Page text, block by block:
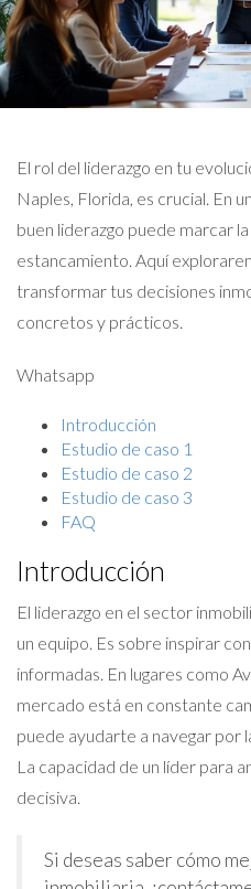
El rol del liderazgo en tu
Naples, Florida, es crucial. En
buen liderazgo puede marcar
estancamiento. Aquí
transformar tus decisiones
concretos y prácticos.
Whatsapp
Introducción
Estudio de caso 1
Estudio de caso 2
Estudio de caso 3
FAQ
Introducción
El liderazgo en el sector
un equipo. Es sobre inspirar
informadas. En lugares como
mercado está en constante
puede ayudarte a navegar por
La capacidad de un líder para
decisiva.
Si deseas saber cómo